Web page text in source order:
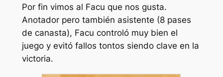
Por fin vimos al Facu que nos gusta.
Anotador pero también asistente (8 pases
de canasta), Facu controló muy bien el
juego y evitó fallos tontos siendo clave en la
victoria.